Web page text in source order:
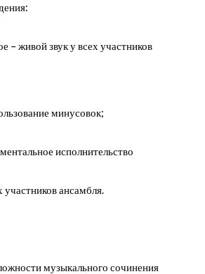
– живой звук у всех участников
минусовок;
исполнительство
участников ансамбля.
музыкального сочинения